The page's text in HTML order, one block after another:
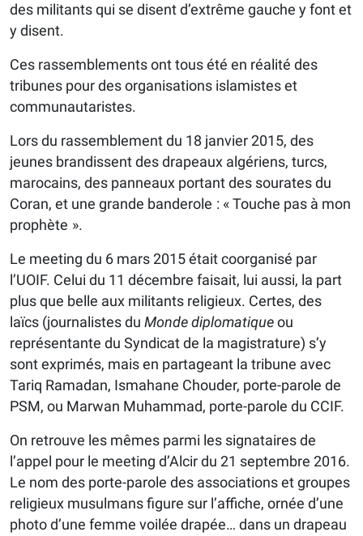
des militants qui se disent d’extrême gauche y font et
y disent.
Ces rassemblements ont tous été en réalité des
tribunes pour des organisations islamistes et
communautaristes.
Lors du rassemblement du 18 janvier 2015, des
jeunes brandissent des drapeaux algériens, turcs,
marocains, des panneaux portant des sourates du
Coran, et une grande banderole : « Touche pas à mon
prophète ».
Le meeting du 6 mars 2015 était coorganisé par
l’UOIF. Celui du 11 décembre faisait, lui aussi, la part
plus que belle aux militants religieux. Certes, des
laïcs (journalistes du Monde diplomatiqueou
représentante du Syndicat de la magistrature) s’y
sont exprimés, mais en partageant la tribune avec
Tariq Ramadan, Ismahane Chouder, porte-parole de
PSM, ou Marwan Muhammad, porte-parole du CCIF.
On retrouve les mêmes parmi les signataires de
l’appel pour le meeting d’Alcir du 21 septembre 2016.
Le nom des porte-parole des associations et groupes
religieux musulmans figure sur l’affiche, ornée d’une
photo d’une femme voilée drapée… dans un drapeau